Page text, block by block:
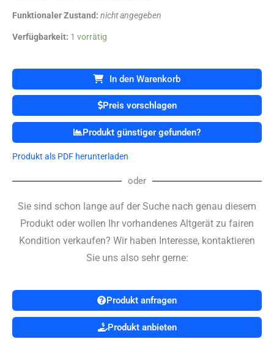
Funktionaler Zustand: nicht angegeben
Verfügbarkeit: 1 vorrätig
karl
Turm
/
Image
hub
20
+
Z
201330
20
300,
,
20
In den Warenkorb
Preis vorschlagen
Produkt günstiger gefunden?
Produkt als PDF herunterladen
oder
Sie sind schon lange auf der Suche nach genau diesem
Produkt oder wollen Ihr vorhandenes Altgerät zu fairen
Kondition verkaufen? Wir haben Interesse, kontaktieren
Sie uns also sehr gerne:
Produkt anfragen
Produkt anbieten